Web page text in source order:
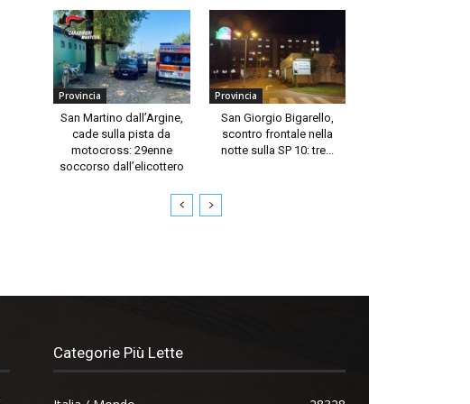
Provincia
San Martino dall’Argine,
cade sulla pista da
motocross: 29enne
soccorso dall’elicottero
Provincia
San Giorgio Bigarello,
scontro frontale nella
notte sulla SP 10: tre...
Categorie Più Lette